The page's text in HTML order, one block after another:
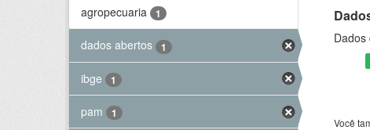
agropecuaria 1
dados abertos 1
ibge 1
pam 1
Você